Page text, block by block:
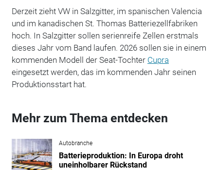
Derzeit zieht VW in Salzgitter, im spanischen Valencia
und im kanadischen St. Thomas Batteriezellfabriken
hoch. In Salzgitter sollen serienreife Zellen erstmals
dieses Jahr vom Band laufen. 2026 sollen sie in einem
kommenden Modell der Seat-Tochter Cupra
eingesetzt werden, das im kommenden Jahr seinen
Produktionsstart hat.
Mehr zum Thema entdecken
Autobranche
Batterieproduktion: In Europa droht
uneinholbarer Rückstand